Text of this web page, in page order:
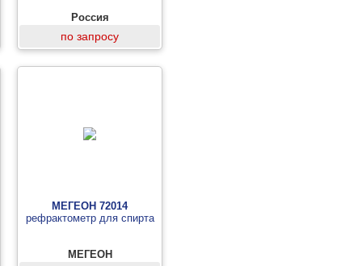
Россия
по запросу
МЕГЕОН 72014
рефрактометр для спирта
МЕГЕОН